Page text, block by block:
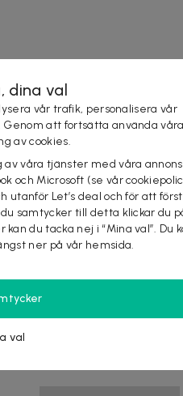
dina val
vår trafik, personalisera vår
Genom att fortsätta använda
av cookies.
av våra tjänster med våra
och Microsoft (se vår
utanför Let’s deal och för att
samtycker till detta klickar du
du tacka nej i “Mina val”. Du
ner på vår hemsida.
val